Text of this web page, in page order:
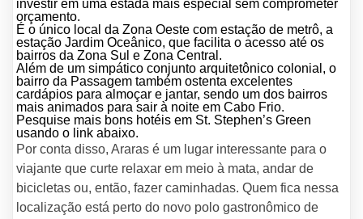
investir em uma estada mais especial sem comprometer
orçamento.
É o único local da Zona Oeste com estação de metrô, a
estação Jardim Oceânico, que facilita o acesso até os
bairros da Zona Sul e Zona Central.
Além de um simpático conjunto arquitetônico colonial, o
bairro da Passagem também ostenta excelentes
cardápios para almoçar e jantar, sendo um dos bairros
mais animados para sair à noite em Cabo Frio.
Pesquise mais bons hotéis em St. Stephen’s Green
usando o link abaixo.
Por conta disso, Araras é um lugar interessante para o
viajante que curte relaxar em meio à mata, andar de
bicicletas ou, então, fazer caminhadas. Quem fica nessa
localização está perto do novo polo gastronômico de